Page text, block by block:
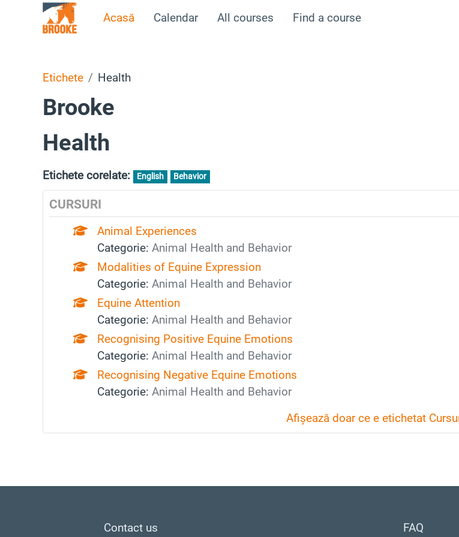
Sari la conţinutul principal
Acasă Calendar All courses Find a course
Etichete Health
Brooke
Health
Etichete corelate: English Behavior
CURSURI
Animal Experiences
Categorie: Animal Health and Behavior
Modalities of Equine Expression
Categorie: Animal Health and Behavior
Equine Attention
Categorie: Animal Health and Behavior
Recognising Positive Equine Emotions
Categorie: Animal Health and Behavior
Recognising Negative Equine Emotions
Categorie: Animal Health and Behavior
Afișează doar ce e etichetat
Contact us FAQ